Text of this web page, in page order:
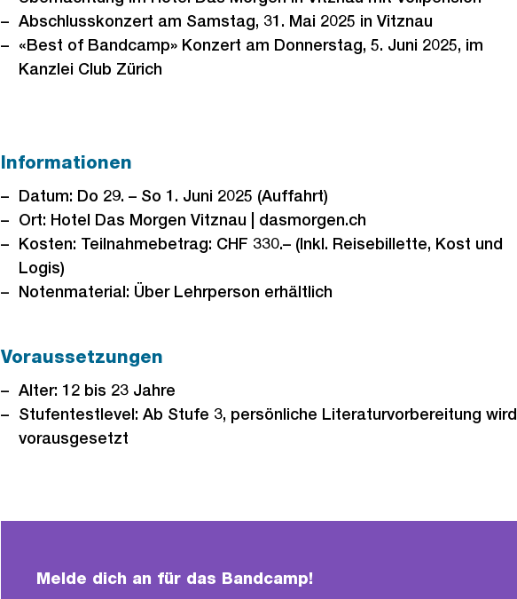
Abschlusskonzert am Samstag, 31. Mai 2025 in Vitznau
«Best of Bandcamp» Konzert am Donnerstag, 5. Juni 2025, im
Kanzlei Club Zürich
Informationen
Datum: Do 29. – So 1. Juni 2025 (Auffahrt)
Ort: Hotel Das Morgen Vitznau | dasmorgen.ch
Kosten: Teilnahmebetrag: CHF 330.– (Inkl. Reisebillette, Kost und
Logis)
Notenmaterial: Über Lehrperson erhältlich
Voraussetzungen
Alter: 12 bis 23 Jahre
Stufentestlevel: Ab Stufe 3, persönliche Literaturvorbereitung wird
vorausgesetzt
Melde dich an für das Bandcamp!